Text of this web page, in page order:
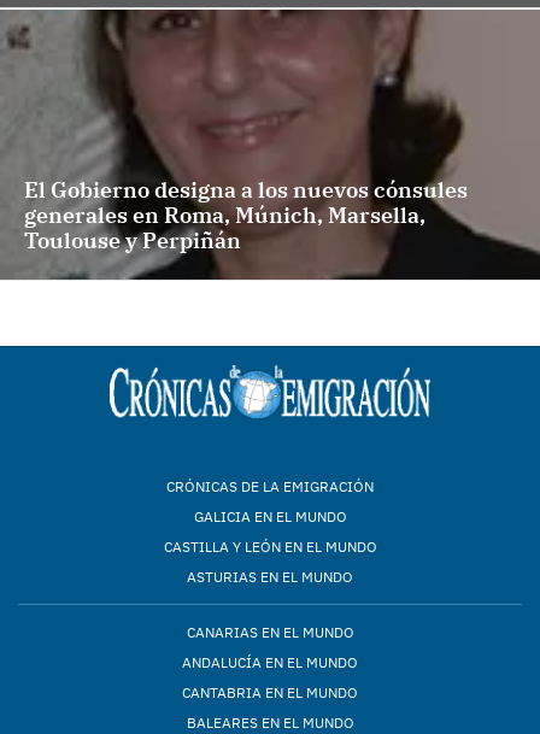
El Gobierno designa a los nuevos cónsules
generales en Roma, Múnich, Marsella,
Toulouse y Perpiñán
CRÓNICAS DE LA EMIGRACIÓN
GALICIA EN EL MUNDO
CASTILLA Y LEÓN EN EL MUNDO
ASTURIAS EN EL MUNDO
CANARIAS EN EL MUNDO
ANDALUCÍA EN EL MUNDO
CANTABRIA EN EL MUNDO
BALEARES EN EL MUNDO